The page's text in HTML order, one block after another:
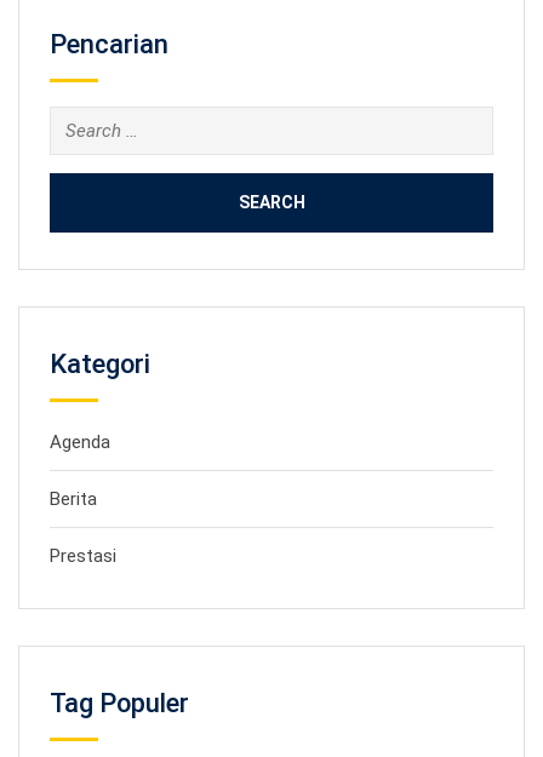
Pencarian
Search
for:
Kategori
Agenda
Berita
Prestasi
Tag Populer